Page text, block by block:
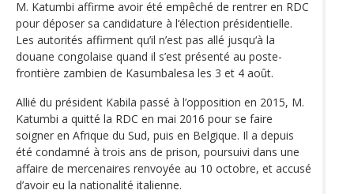
M. Katumbi affirme avoir été empêché de rentrer en RDC
pour déposer sa candidature à l‘élection présidentielle.
Les autorités affirment qu’il n’est pas allé jusqu‘à la
douane congolaise quand il s’est présenté au poste-
frontière zambien de Kasumbalesa les 3 et 4 août.
Allié du président Kabila passé à l’opposition en 2015, M.
Katumbi a quitté la RDC en mai 2016 pour se faire
soigner en Afrique du Sud, puis en Belgique. Il a depuis
été condamné à trois ans de prison, poursuivi dans une
affaire de mercenaires renvoyée au 10 octobre, et accusé
d’avoir eu la nationalité italienne.